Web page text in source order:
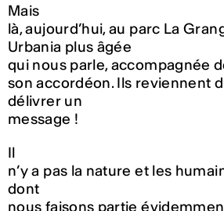
Mais
là, aujourd’hui, au parc La
Urbania plus âgée
qui nous parle, accompagnée
son accordéon. Ils reviennent
délivrer un
message !
Il
n’y a pas la nature et les
dont
nous faisons partie